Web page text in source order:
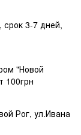
срок 3-7 дней,
"Новой
100грн
Рог, ул.Ивана